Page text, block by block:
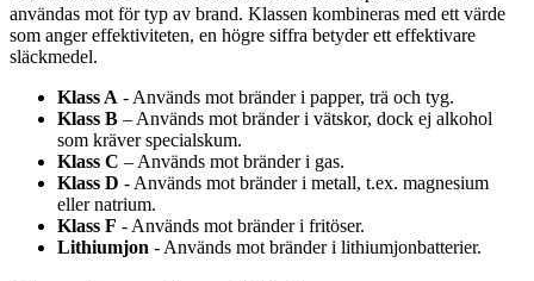
användas mot för typ av brand. Klassen kombineras med ett värde
som anger effektiviteten, en högre siffra betyder ett effektivare
släckmedel.
Klass A - Används mot bränder i papper, trä och tyg.
Klass B – Används mot bränder i vätskor, dock ej alkohol
som kräver specialskum.
Klass C – Används mot bränder i gas.
Klass D - Används mot bränder i metall, t.ex. magnesium
eller natrium.
Klass F - Används mot bränder i fritöser.
Lithiumjon - Används mot bränder i lithiumjonbatterier.